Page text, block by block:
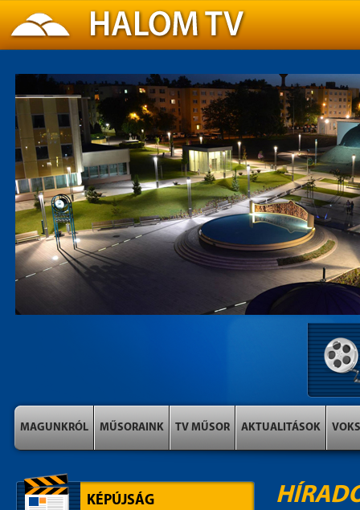
MAGUNKRÓL MŰSORAINK TV MŰSOR AKTUALITÁSOK VOKS
KÉPÚJSÁG